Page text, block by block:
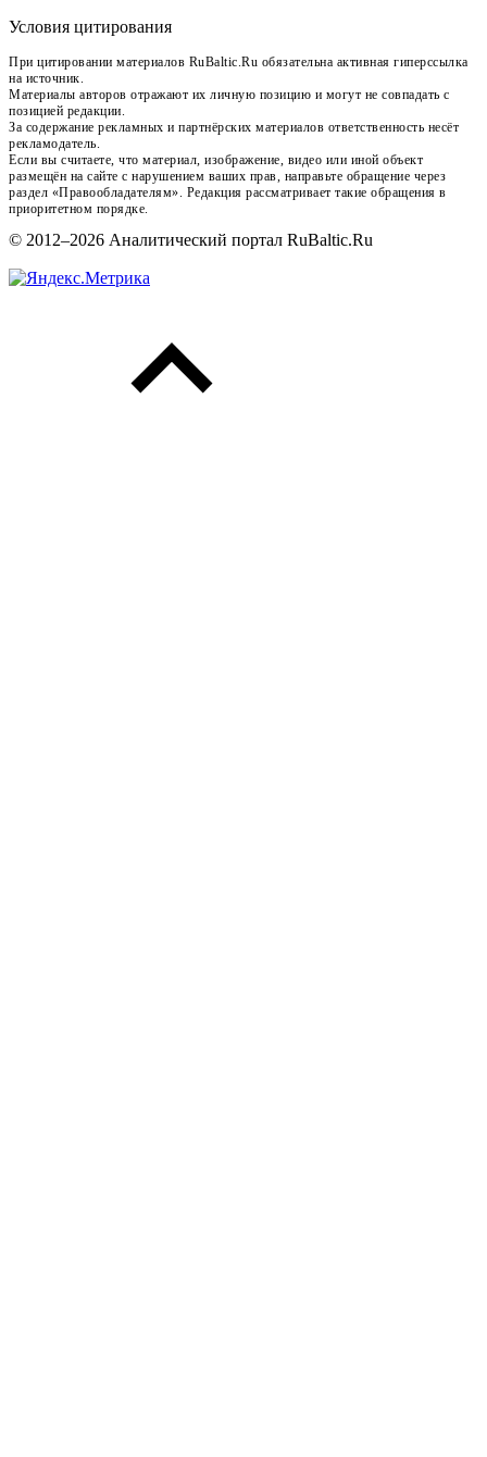
Условия цитирования
При цитировании материалов RuBaltic.Ru обязательна активная гиперссылка
на источник.
Материалы авторов отражают их личную позицию и могут не совпадать с
позицией редакции.
За содержание рекламных и партнёрских материалов ответственность несёт
рекламодатель.
Если вы считаете, что материал, изображение, видео или иной объект
размещён на сайте с нарушением ваших прав, направьте обращение через
раздел «Правообладателям». Редакция рассматривает такие обращения в
приоритетном порядке.
© 2012–2026 Аналитический портал RuBaltic.Ru